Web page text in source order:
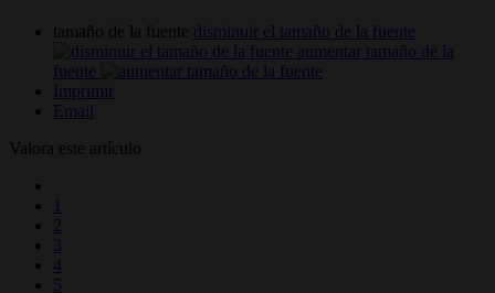
tamaño de la fuente disminuir el tamaño de la fuente
aumentar tamaño de la
fuente
Imprimir
Email
Valora este artículo
1
2
3
4
5